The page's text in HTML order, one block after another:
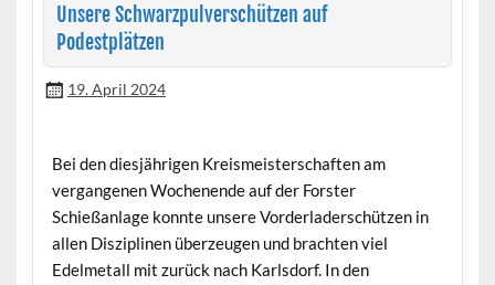
Unsere Schwarzpulverschützen auf
Podestplätzen
19. April 2024
Bei den diesjährigen Kreismeisterschaften am
vergangenen Wochenende auf der Forster
Schießanlage konnte unsere Vorderladerschützen in
allen Disziplinen überzeugen und brachten viel
Edelmetall mit zurück nach Karlsdorf. In den